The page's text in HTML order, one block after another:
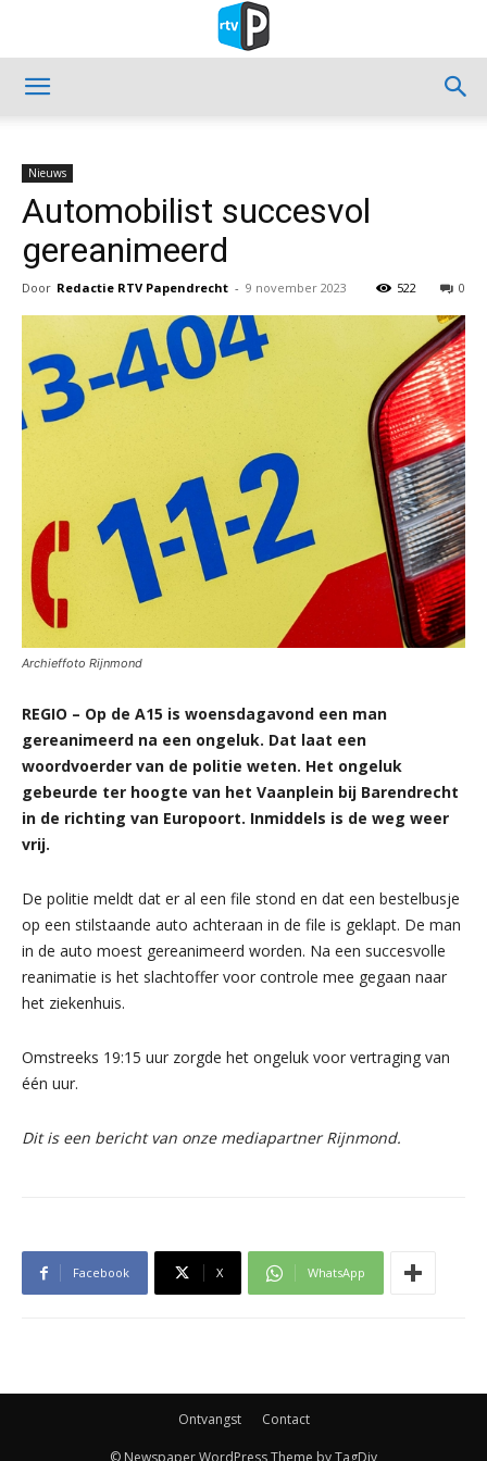
Nieuws
Automobilist succesvol
gereanimeerd
Door Redactie RTV Papendrecht - 9 november 2023 0
522
Archieffoto Rijnmond
REGIO – Op de A15 is woensdagavond een man
gereanimeerd na een ongeluk. Dat laat een
woordvoerder van de politie weten. Het ongeluk
gebeurde ter hoogte van het Vaanplein bij Barendrecht
in de richting van Europoort. Inmiddels is de weg weer
vrij.
De politie meldt dat er al een file stond en dat een bestelbusje
op een stilstaande auto achteraan in de file is geklapt. De man
in de auto moest gereanimeerd worden. Na een succesvolle
reanimatie is het slachtoffer voor controle mee gegaan naar
het ziekenhuis.
Omstreeks 19:15 uur zorgde het ongeluk voor vertraging van
één uur.
Dit is een bericht van onze mediapartner Rijnmond.
Facebook X WhatsApp
Ontvangst Contact
© Newspaper WordPress Theme by TagDiv